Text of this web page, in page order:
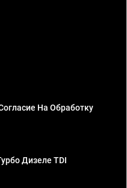
На Обработку
Дизеле TDI